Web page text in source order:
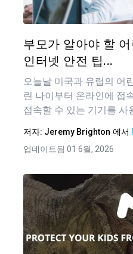
부모가 알아야 할
인터넷 안전 팁...
오늘날 미국과 유럽의 어
린 나이부터 온라인에 접
접속할 수 있는 기기를 사
저자: Jeremy Brighton 에서
업데이트됨 01 6월, 2026